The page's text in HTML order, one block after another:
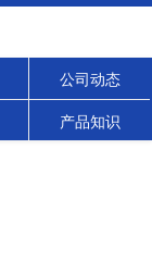
公司动态
产品知识